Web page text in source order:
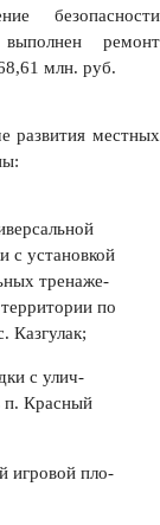
безопасности
ре­монт
млн. руб.
развития местных
с установ­кой
тре­наже­
по
Казгу­лак;
с улич­
п. Крас­ный
игровой пло­